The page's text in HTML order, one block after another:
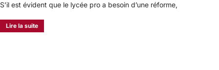
S’il est évident que le lycée pro a besoin d’une réforme,
Lire la suite